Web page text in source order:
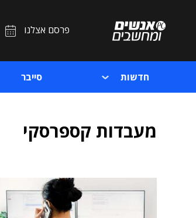
פרסם אצלנו
חדשות סייבר
מעבדות קספרסקי